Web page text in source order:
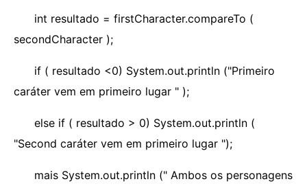
int resultado = firstCharacter.compareTo (
secondCharacter );
if ( resultado <0) System.out.println ("Primeiro
caráter vem em primeiro lugar " );
else if ( resultado > 0) System.out.println (
"Second caráter vem em primeiro lugar ");
mais System.out.println (" Ambos os personagens